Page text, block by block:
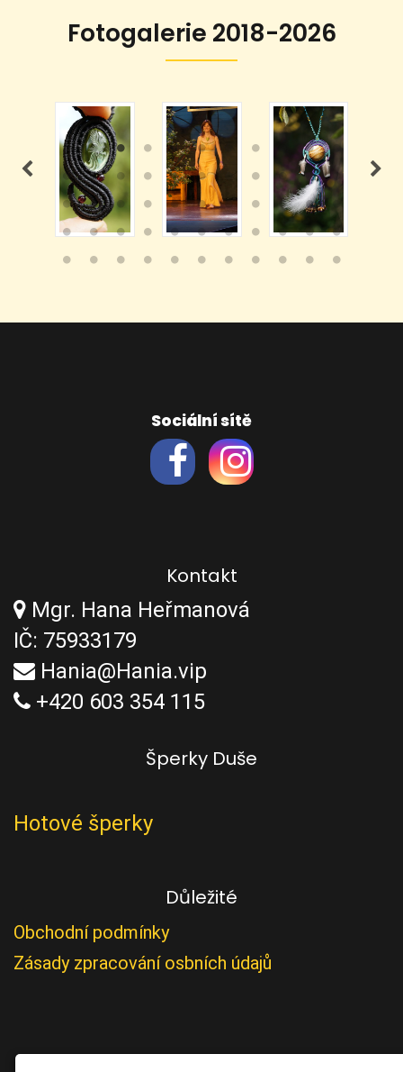
Fotogalerie 2018-2026
Sociální sítě
Kontakt
Mgr. Hana Heřmanová
IČ: 75933179
Hania@Hania.vip
+420 603 354 115
Šperky Duše
Hotové šperky
Důležité
Obchodní podmínky
Zásady zpracování osbních údajů